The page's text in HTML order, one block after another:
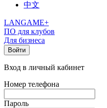
中文
LANGAME+
ПО для клубов
Для бизнеса
Войти
Вход в личный кабинет
Номер телефона
Пароль